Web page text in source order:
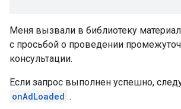
Меня вызвали в библиотеку
с просьбой о проведении
консультации.
Если запрос выполнен успешно,
onAdLoaded .